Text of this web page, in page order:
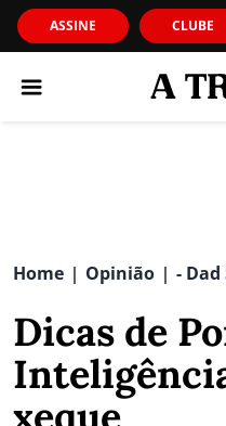
ASSINE CLUBE
Home | Opinião | -
Dicas de